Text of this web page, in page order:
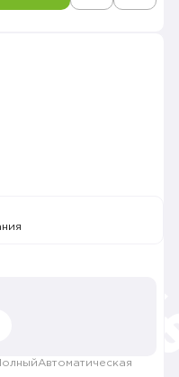
Автоматическая